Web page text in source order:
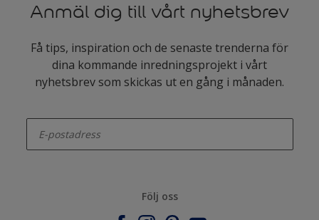
Anmäl dig till vårt nyhetsbrev
Få tips, inspiration och de senaste trenderna för
dina kommande inredningsprojekt i vårt
nyhetsbrev som skickas ut en gång i månaden.
Följ oss